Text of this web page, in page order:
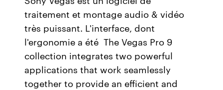
traitement et montage audio & vidéo
très puissant. L'interface, dont
l'ergonomie a été The Vegas Pro 9
collection integrates two powerful
applications that work seamlessly
together to provide an efficient and